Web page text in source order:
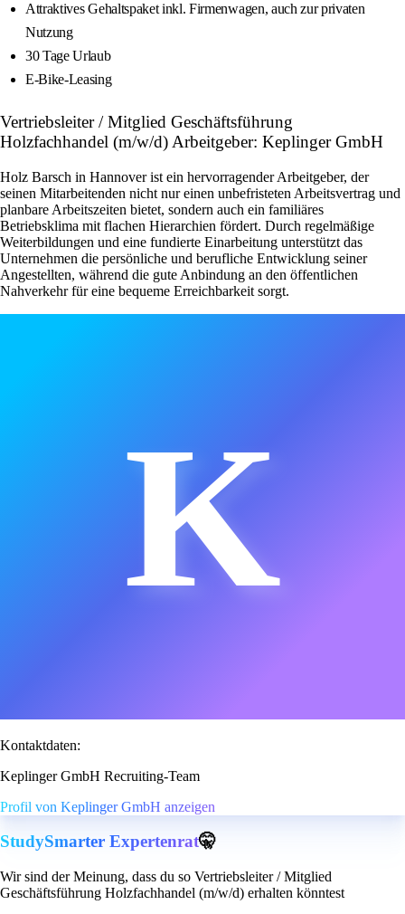
Attraktives Gehaltspaket inkl. Firmenwagen, auch zur privaten
Nutzung
30 Tage Urlaub
E-Bike-Leasing
Vertriebsleiter / Mitglied Geschäftsführung
Holzfachhandel (m/w/d) Arbeitgeber: Keplinger GmbH
Holz Barsch in Hannover ist ein hervorragender Arbeitgeber, der
seinen Mitarbeitenden nicht nur einen unbefristeten Arbeitsvertrag und
planbare Arbeitszeiten bietet, sondern auch ein familiäres
Betriebsklima mit flachen Hierarchien fördert. Durch regelmäßige
Weiterbildungen und eine fundierte Einarbeitung unterstützt das
Unternehmen die persönliche und berufliche Entwicklung seiner
Angestellten, während die gute Anbindung an den öffentlichen
Nahverkehr für eine bequeme Erreichbarkeit sorgt.
K
Kontaktdaten:
Keplinger GmbH Recruiting-Team
Profil von Keplinger GmbH anzeigen
StudySmarter Expertenrat🤫
Wir sind der Meinung, dass du so Vertriebsleiter / Mitglied
Geschäftsführung Holzfachhandel (m/w/d) erhalten könntest